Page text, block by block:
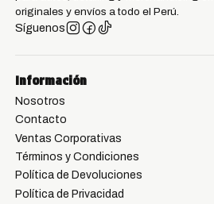
originales y envíos a todo el Perú.
Síguenos
Información
Nosotros
Contacto
Ventas Corporativas
Términos y Condiciones
Política de Devoluciones
Política de Privacidad